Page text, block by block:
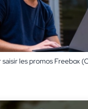
les promos Freebox